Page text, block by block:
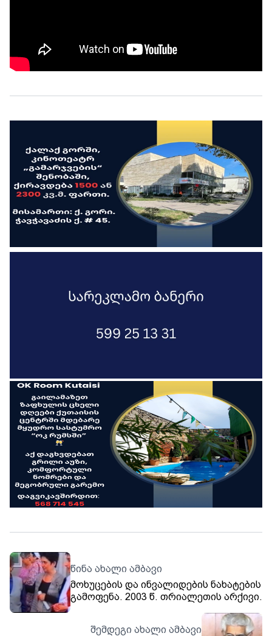
წინა ახალი ამბავი
მოხუცების და ინვალიდების ნახატების
გამოფენა. 2003 წ. თრიალეთის არქივი.
შემდეგი ახალი ამბავი